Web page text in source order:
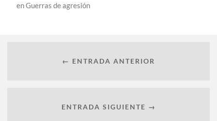
enGuerras de agresión
← ENTRADA ANTERIOR
ENTRADA SIGUIENTE →